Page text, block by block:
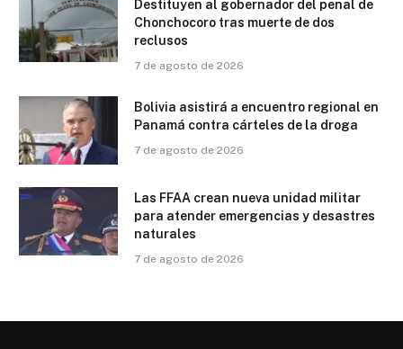
Destituyen al gobernador del penal de
Chonchocoro tras muerte de dos
reclusos
7 de agosto de 2026
Bolivia asistirá a encuentro regional en
Panamá contra cárteles de la droga
7 de agosto de 2026
Las FFAA crean nueva unidad militar
para atender emergencias y desastres
naturales
7 de agosto de 2026